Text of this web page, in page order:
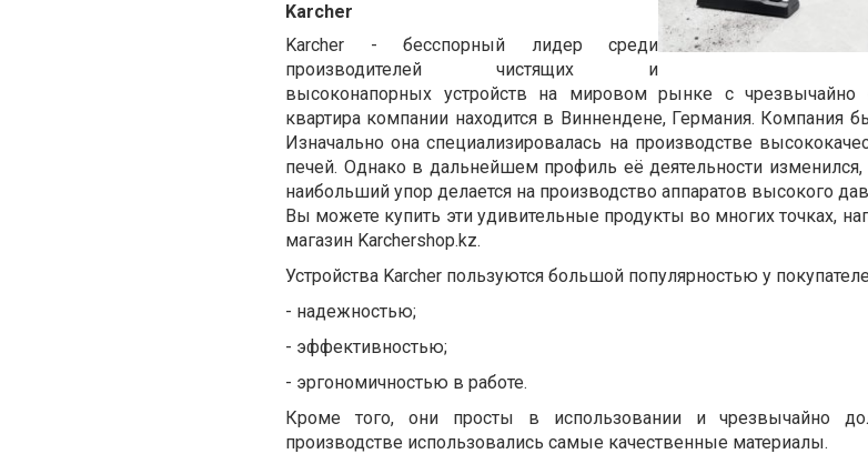
Karcher
Karcher - бесспорный лидер
среди
производителей
чистящих
и
высоконапорных устройств на мировом рынке с чрезвычайно
квартира компании находится в Виннендене, Германия. Компания
Изначально она специализировалась на производстве
печей. Однако в дальнейшем профиль её деятельности изменился,
наибольший упор делается на производство аппаратов высокого
Вы можете купить эти удивительные продукты во многих точках,
магазин Karchershop.kz.
Устройства Karcher пользуются большой популярностью у
- надежностью;
- эффективностью;
- эргономичностью в работе.
Кроме
того, они просты в использовании и чрезвычайно
производстве использовались самые качественные материалы.